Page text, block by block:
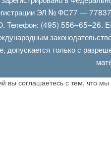
ЭЛ № ФС77 —
Телефон: (495) 556–65–26.
допускается только с
вы соглашаетесь с тем, что